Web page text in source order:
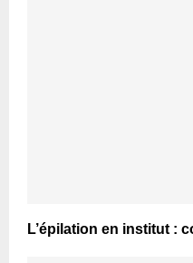
L’épilation en institut :